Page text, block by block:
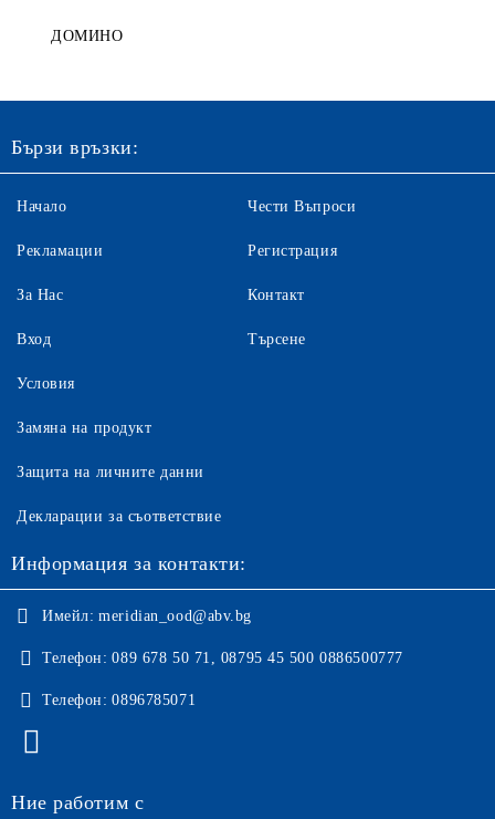
ДОМИНО
Бързи връзки:
Начало
Рекламации
За Нас
Вход
Чести Въпроси
Регистрация
Контакт
Търсене
Условия
Замяна на продукт
Защита на личните данни
Декларации за съответствие
Информация за контакти:
Имейл: meridian_ood@abv.bg
Телефон: 089 678 50 71, 08795 45 500 0886500777
Телефон: 0896785071
Ние работим с